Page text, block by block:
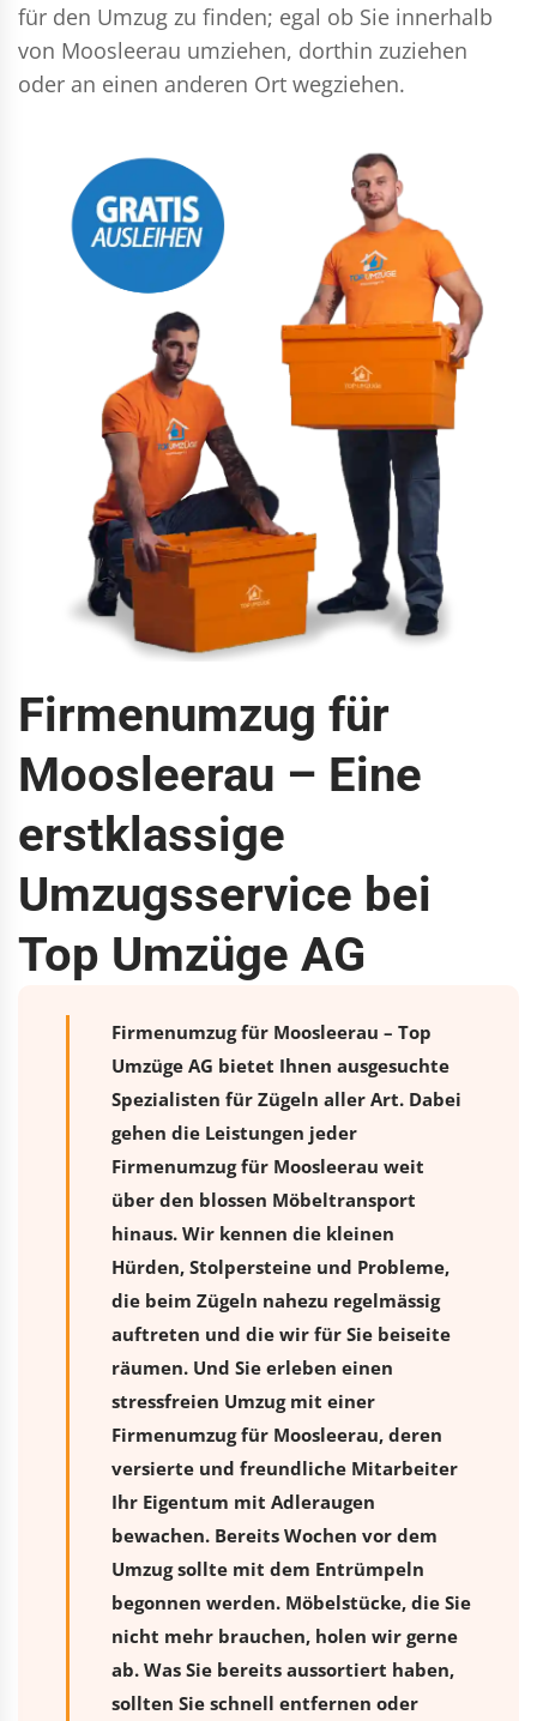
für den Umzug zu finden; egal ob Sie innerhalb
von Moosleerau umziehen, dorthin zuziehen
oder an einen anderen Ort wegziehen.
Firmenumzug für
Moosleerau – Eine
erstklassige
Umzugsservice bei
Top Umzüge AG
Firmenumzug für Moosleerau – Top
Umzüge AG bietet Ihnen ausgesuchte
Spezialisten für Zügeln aller Art. Dabei
gehen die Leistungen jeder
Firmenumzug für Moosleerau weit
über den blossen Möbeltransport
hinaus. Wir kennen die kleinen
Hürden, Stolpersteine und Probleme,
die beim Zügeln nahezu regelmässig
auftreten und die wir für Sie beiseite
räumen. Und Sie erleben einen
stressfreien Umzugmit einer
Firmenumzug für Moosleerau, deren
versierte und freundliche Mitarbeiter
Ihr Eigentum mit Adleraugen
bewachen. Bereits Wochen vor dem
Umzug sollte mit dem Entrümpeln
begonnen werden. Möbelstücke, die Sie
nicht mehr brauchen, holen wir gerne
ab. Was Sie bereits aussortiert haben,
sollten Sie schnell entfernen oder